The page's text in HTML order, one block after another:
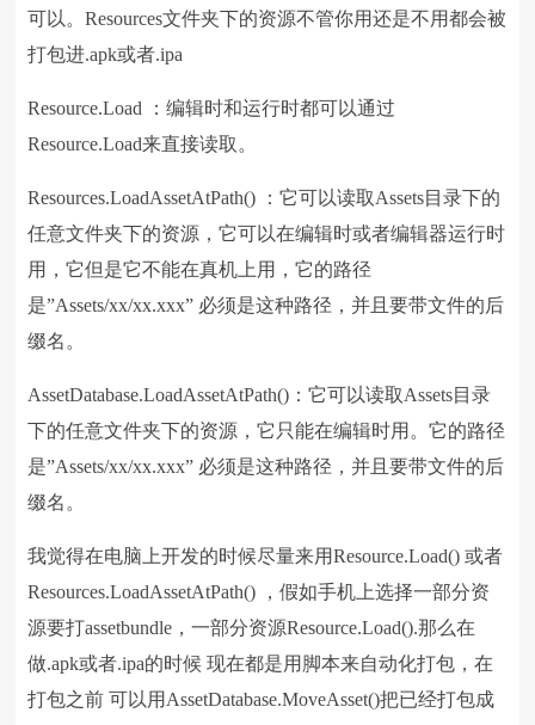
可以。Resources文件夹下的资源不管你用还是不用都会被
打包进.apk或者.ipa
Resource.Load ：编辑时和运行时都可以通过
Resource.Load来直接读取。
Resources.LoadAssetAtPath() ：它可以读取Assets目录下的
任意文件夹下的资源，它可以在编辑时或者编辑器运行时
用，它但是它不能在真机上用，它的路径
是”Assets/xx/xx.xxx” 必须是这种路径，并且要带文件的后
缀名。
AssetDatabase.LoadAssetAtPath()：它可以读取Assets目录
下的任意文件夹下的资源，它只能在编辑时用。它的路径
是”Assets/xx/xx.xxx” 必须是这种路径，并且要带文件的后
缀名。
我觉得在电脑上开发的时候尽量来用Resource.Load() 或者
Resources.LoadAssetAtPath() ，假如手机上选择一部分资
源要打assetbundle，一部分资源Resource.Load().那么在
做.apk或者.ipa的时候 现在都是用脚本来自动化打包，在
打包之前 可以用AssetDatabase.MoveAsset()把已经打包成